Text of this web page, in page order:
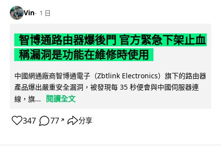
Vin 1 日
智博通路由器爆後門 官方緊急下架止血
稱漏洞是功能在維修時使用
中國網通廠商智博通電子（Zbtlink Electronics）旗下的路由器
產品爆出嚴重安全漏洞，被發現每 35 秒便會與中國伺服器連
線，旗...
閱讀全文
347 77 ↗ 分享